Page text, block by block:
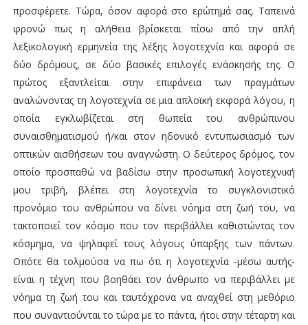
προσφέρετε. Τώρα, όσον αφορά στο ερώτημά σας. Ταπεινά
φρονώ πως η αλήθεια βρίσκεται πίσω από την απλή
λεξικολογική ερμηνεία της λέξης λογοτεχνία και αφορά σε
δύο δρόμους, σε δύο βασικές επιλογές ενάσκησής της. Ο
πρώτος εξαντλείται στην επιφάνεια των πραγμάτων
αναλώνοντας τη λογοτεχνία σε μια απλοϊκή εκφορά λόγου, η
οποία εγκλωβίζεται στη θωπεία του ανθρώπινου
συναισθηματισμού ή/και στον ηδονικό εντυπωσιασμό των
οπτικών αισθήσεων του αναγνώστη. Ο δεύτερος δρόμος, τον
οποίο προσπαθώ να βαδίσω στην προσωπική λογοτεχνική
μου τριβή, βλέπει στη λογοτεχνία το συγκλονιστικό
προνόμιο του ανθρώπου να δίνει νόημα στη ζωή του, να
τακτοποιεί τον κόσμο που τον περιβάλλει καθιστώντας τον
κόσμημα, να ψηλαφεί τους λόγους ύπαρξης των πάντων.
Οπότε θα τολμούσα να πω ότι η λογοτεχνία -μέσω αυτής-
είναι η τέχνη που βοηθάει τον άνθρωπο να περιβάλλει με
νόημα τη ζωή του και ταυτόχρονα να αναχθεί στη μεθόριο
που συναντιούνται το τώρα με το πάντα, ήτοι στην τέταρτη και